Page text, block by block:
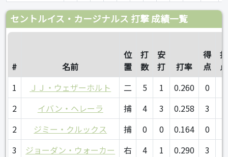
セントルイス・カージナルス 打撃 成績一覧
# 名前
位
置
打
数
安
打
打率
得
点
打
点
1
ＪＪ・ウェザーホルト 二 5 1 0.260 0
2
イバン・ヘレーラ 捕 4 3 0.258 3
2
ジミー・クルックス 捕 0 0 0.164 0
3
ジョーダン・ウォーカー 右 4 1 0.290 3